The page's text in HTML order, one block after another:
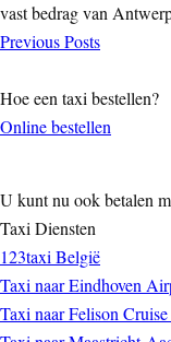
vast bedrag van
Previous Posts
Hoe een taxi bestellen?
Online bestellen
U kunt nu ook betalen
Taxi Diensten
123taxi België
Taxi naar Eindhoven
Taxi naar Felison